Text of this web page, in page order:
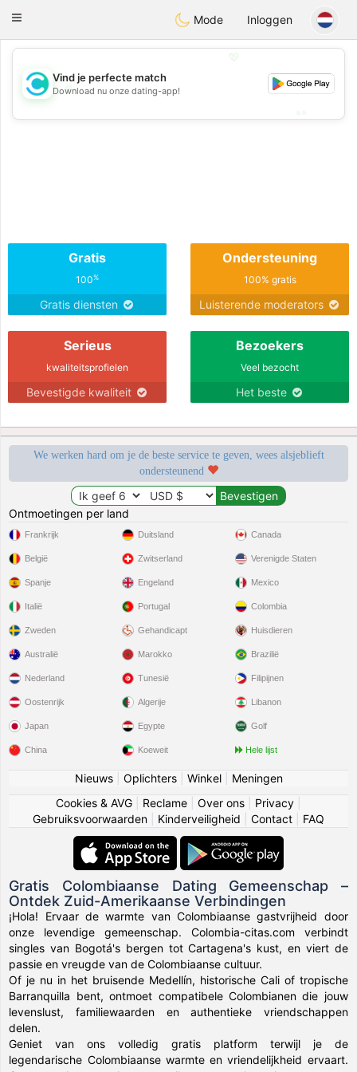
olombiaCitas
Toggle
Mode Inloggen
💖
💕
Vind je perfecte match
Download nu onze dating-app!
Gratis
100%
Gratis diensten
Ondersteuning
100% gratis
Luisterende moderators
Serieus
kwaliteitsprofielen
Bevestigde kwaliteit
Bezoekers
Veel bezocht
Het beste
We werken hard om je de beste service te geven, wees alsjeblieft
ondersteunend
Ontmoetingen per land
Frankrijk
België
Spanje
Italië
Zweden
Duitsland
Zwitserland
Engeland
Portugal
Gehandicapt
Canada
Verenigde Staten
Mexico
Colombia
Huisdieren
Australië
Nederland
Oostenrijk
Japan
China
Marokko
Tunesië
Algerije
Egypte
Koeweit
Brazilië
Filipijnen
Libanon
Golf
Hele lijst
Nieuws| Oplichters| Winkel| Meningen
Cookies & AVG
Reclame Over ons Privacy
Gebruiksvoorwaarden
Kinderveiligheid Contact FAQ
Gratis Colombiaanse Dating Gemeenschap –
Ontdek Zuid-Amerikaanse Verbindingen
¡Hola! Ervaar de warmte van Colombiaanse gastvrijheid door
onze levendige gemeenschap. Colombia-citas.com verbindt
singles van Bogotá's bergen tot Cartagena's kust, en viert de
passie en vreugde van de Colombiaanse cultuur.
Of je nu in het bruisende Medellín, historische Cali of tropische
Barranquilla bent, ontmoet compatibele Colombianen die jouw
levenslust, familiewaarden en authentieke vriendschappen
delen.
Geniet van ons volledig gratis platform terwijl je de
legendarische Colombiaanse warmte en vriendelijkheid ervaart.